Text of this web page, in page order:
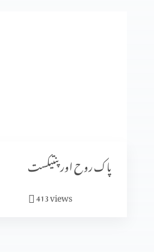
انبیاء و بزرگ – دانی ایل
پاک روح اور پنتیکست
413views